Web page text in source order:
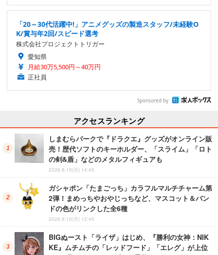
「20～30代活躍中!」アニメグッズの製造スタッフ/未経験O
K/賞与年2回/スピード選考
株式会社プロジェクトトリガー
愛知県
月給30万5,500円～40万円
正社員
Sponsored by
アクセスランキング
しまむらパークで『ドラクエ』グッズがオンライン販
売！歴代ソフトのキーホルダー、「スライム」「ロト
の剣&盾」などのメタルフィギュアも
2026.8.10(月) 14:45
ガシャポン「たまごっち」カラフルマルチチャーム第
2弾！まめっちやおやじっちなど、マスコット＆バン
ドの色がリンクした全6種
2026.8.10(月) 12:45
BIGぬースト「ライザ」はじめ、『勝利の女神：NIK
KE』ムチムチの「レッドフード」「エレグ」が上位